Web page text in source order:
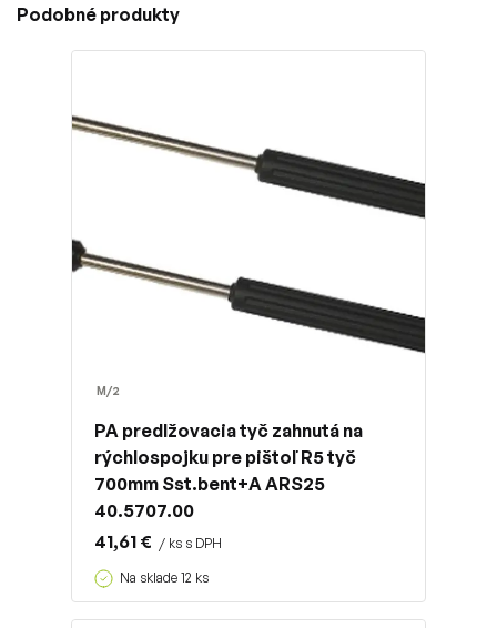
Podobné produkty
M/2
PA predlžovacia tyč zahnutá na
rýchlospojku pre pištoľ R5 tyč
700mm Sst.bent+A ARS25
40.5707.00
41,61 € / ks s DPH
Na sklade 12 ks